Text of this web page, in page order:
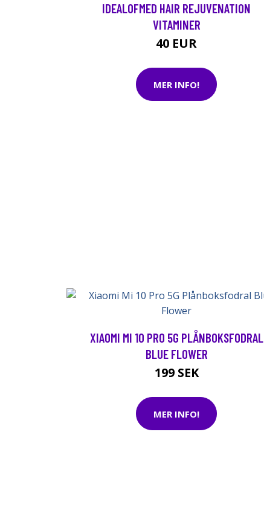
IDEALOFMED HAIR REJUVENATION
VITAMINER
40 EUR
MER INFO!
XIAOMI MI 10 PRO 5G PLÅNBOKSFODRAL
BLUE FLOWER
199 SEK
MER INFO!